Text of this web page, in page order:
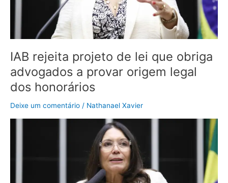
IAB rejeita projeto de lei que obriga
advogados a provar origem legal
dos honorários
Deixe um comentário / Nathanael Xavier
legal
dos
honorários